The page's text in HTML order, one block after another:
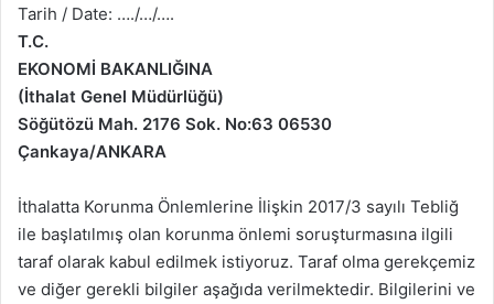
Tarih / Date: …./…/….
T.C.
EKONOMİ BAKANLIĞINA
(İthalat Genel Müdürlüğü)
Söğütözü Mah. 2176 Sok. No:63 06530
Çankaya/ANKARA
İthalatta Korunma Önlemlerine İlişkin 2017/3 sayılı Tebliğ
ile başlatılmış olan korunma önlemi soruşturmasına ilgili
taraf olarak kabul edilmek istiyoruz. Taraf olma gerekçemiz
ve diğer gerekli bilgiler aşağıda verilmektedir. Bilgilerini ve